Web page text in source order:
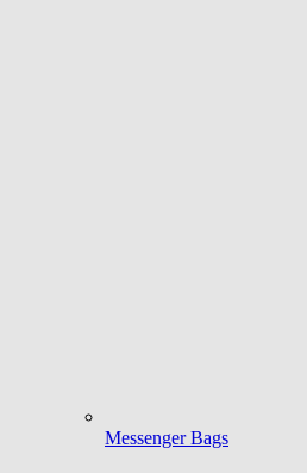
Messenger Bags